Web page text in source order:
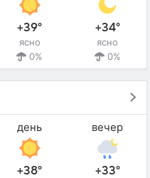
+39°
ясно
0%
+34°
ясно
0%
день
+38°
вечер
+33°